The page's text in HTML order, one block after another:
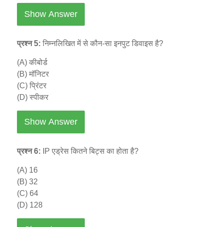
Show Answer
प्रश्न 5: निम्नलिखित में से कौन-सा इनपुट डिवाइस है?
(A) कीबोर्ड
(B) मॉनिटर
(C) प्रिंटर
(D) स्पीकर
Show Answer
प्रश्न 6: IP एड्रेस कितने बिट्स का होता है?
(A) 16
(B) 32
(C) 64
(D) 128